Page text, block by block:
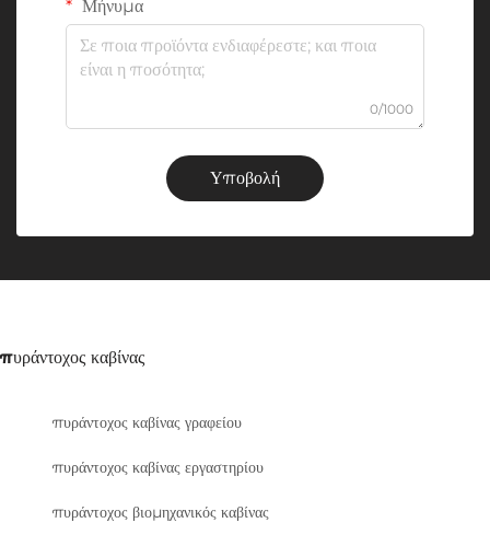
Μήνυμα
0/1000
Υποβολή
πυράντοχος καβίνας
πυράντοχος καβίνας γραφείου
πυράντοχος καβίνας εργαστηρίου
πυράντοχος βιομηχανικός καβίνας